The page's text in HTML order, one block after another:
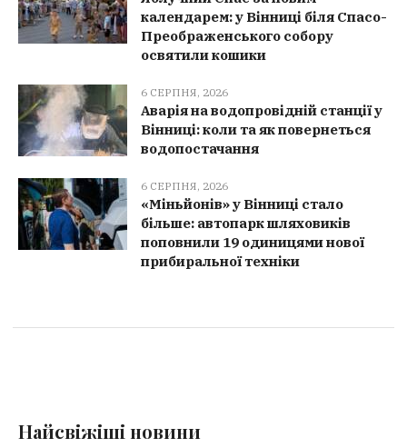
календарем: у Вінниці біля Спасо-
Преображенського собору
освятили кошики
6 СЕРПНЯ, 2026
Аварія на водопровідній станції у
Вінниці: коли та як повернеться
водопостачання
6 СЕРПНЯ, 2026
«Міньйонів» у Вінниці стало
більше: автопарк шляховиків
поповнили 19 одиницями нової
прибиральної техніки
Найсвіжіші новини